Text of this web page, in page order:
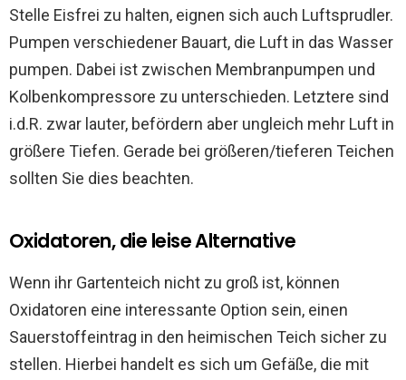
Stelle Eisfrei zu halten, eignen sich auch Luftsprudler.
Pumpen verschiedener Bauart, die Luft in das Wasser
pumpen. Dabei ist zwischen Membranpumpen und
Kolbenkompressore zu unterschieden. Letztere sind
i.d.R. zwar lauter, befördern aber ungleich mehr Luft in
größere Tiefen. Gerade bei größeren/tieferen Teichen
sollten Sie dies beachten.
Oxidatoren, die leise Alternative
Wenn ihr Gartenteich nicht zu groß ist, können
Oxidatoren eine interessante Option sein, einen
Sauerstoffeintrag in den heimischen Teich sicher zu
stellen. Hierbei handelt es sich um Gefäße, die mit